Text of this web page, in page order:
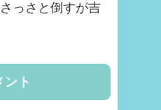
っさと倒すが吉
ント